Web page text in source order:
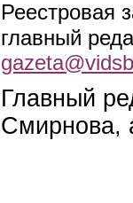
Реестровая
главный
Главный
Смирнова,